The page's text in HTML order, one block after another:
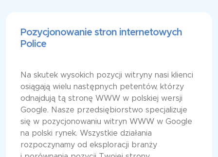
Pozycjonowanie stron internetowych
Police
Na skutek wysokich pozycji witryny nasi klienci
osiągają wielu następnych petentów, którzy
odnajdują tą stronę WWW w polskiej wersji
Google. Nasze przedsiębiorstwo specjalizuje
się w pozycjonowaniu witryn WWW w Google
na polski rynek. Wszystkie działania
rozpoczynamy od eksploracji branży